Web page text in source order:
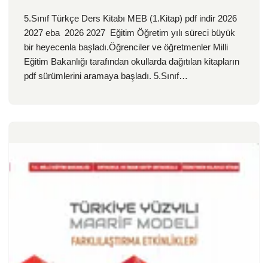
5.Sınıf Türkçe Ders Kitabı MEB (1.Kitap) pdf indir 2026
2027 eba 2026 2027 Eğitim Öğretim yılı süreci büyük
bir heyecenla başladı.Öğrenciler ve öğretmenler Milli
Eğitim Bakanlığı tarafından okullarda dağıtılan kitapların
pdf sürümlerini aramaya başladı. 5.Sınıf…